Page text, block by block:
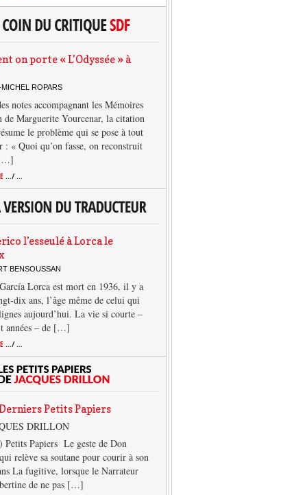
on porte « L’Odyssée » à
ROPARS
notes accompagnant les Mémoires
de Marguerite Yourcenar, la citation
le problème qui se pose à tout
: « Quoi qu’on fasse, on reconstruit
.../ ...
l’esseulé à Lorca le
BENSOUSSAN
Lorca est mort en 1936, il y a
dix ans, l’âge même de celui qui
aujourd’hui. La vie si courte –
années – de […]
.../ ...
Petits Papiers
DRILLON
Petits Papiers Le geste de Don
relève sa soutane pour courir à son
La fugitive, lorsque le Narrateur
de ne pas […]